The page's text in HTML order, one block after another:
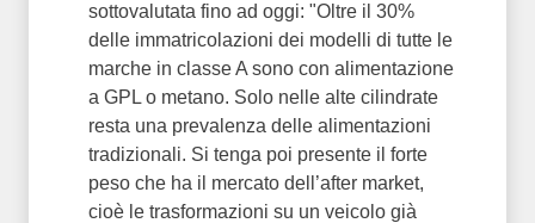
sottovalutata fino ad oggi: "Oltre il 30%
delle immatricolazioni dei modelli di tutte le
marche in classe A sono con alimentazione
a GPL o metano. Solo nelle alte cilindrate
resta una prevalenza delle alimentazioni
tradizionali. Si tenga poi presente il forte
peso che ha il mercato dell’after market,
cioè le trasformazioni su un veicolo già